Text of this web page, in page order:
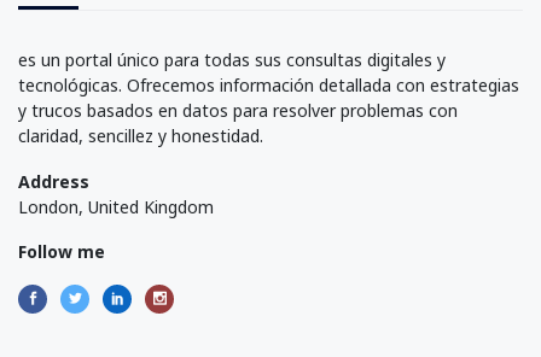
es un portal único para todas sus consultas digitales y
tecnológicas. Ofrecemos información detallada con estrategias
y trucos basados en datos para resolver problemas con
claridad, sencillez y honestidad.
Address
London, United Kingdom
Follow me